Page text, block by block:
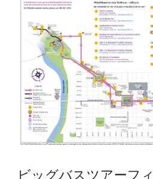
ビッグバスツアーフ